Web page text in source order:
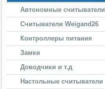
Автономные считыватели
Считыватели Weigand26
Контроллеры питания
Замки
Доводчики и т.д
Настольные считыватели